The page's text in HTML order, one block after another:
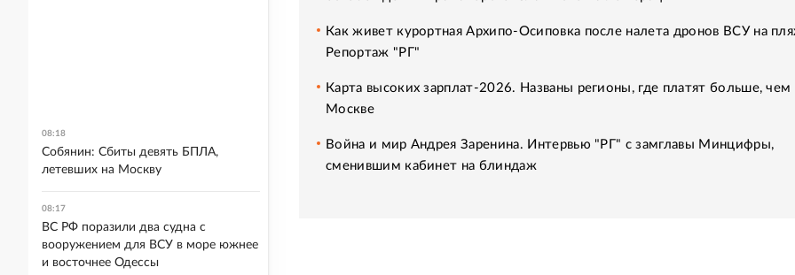
Как живет курортная Архипо-Осиповка после налета дронов ВСУ на
Репортаж "РГ"
Карта высоких зарплат-2026. Названы регионы, где платят больше, чем
Москве
Война и мир Андрея Заренина. Интервью "РГ" с замглавы Минцифры,
сменившим кабинет на блиндаж
08:18
Собянин: Сбиты девять БПЛА,
летевших на Москву
08:17
ВС РФ поразили два судна с
вооружением для ВСУ в море южнее
и восточнее Одессы